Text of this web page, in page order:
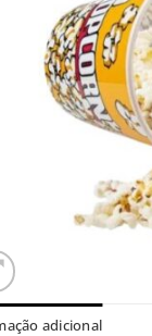
adicional